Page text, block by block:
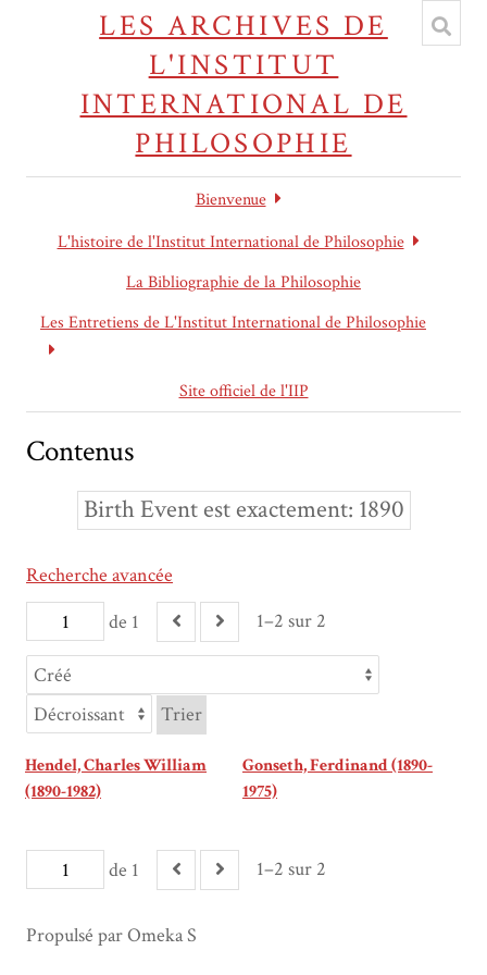
LES ARCHIVES DE
L'INSTITUT
INTERNATIONAL DE
PHILOSOPHIE
Bienvenue
L'histoire de l'Institut International de Philosophie
La Bibliographie de la Philosophie
Les Entretiens de L'Institut International de Philosophie
Site officiel de l'IIP
Contenus
Birth Event est exactement 1890
de 1 1–2 sur 2
Recherche avancée
Trier
Hendel, Charles William
(1890-1982)
Gonseth, Ferdinand (1890-
1975)
de 1 1–2 sur 2
Propulsé par Omeka S